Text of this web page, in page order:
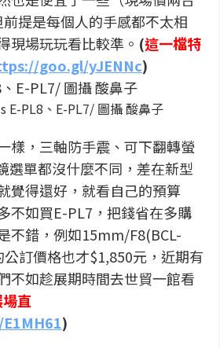
提是每個人的手感都不太相
現場玩玩看比較準。 (這一檔特
goo.gl/yJENNc)
E-PL8、E-PL7/ 圖攝 酸鼻子
樣，三軸防手震、可下翻轉螢
選單都沒什麼不同，差在新型
覺得還好，就看自己的預算
不如買E-PL7，把錢省在多購
不錯，例如15mm/F8(BCL-
訂價格也才$1,850元，近期有
不如趁展期時間去世貿一館看
直
)